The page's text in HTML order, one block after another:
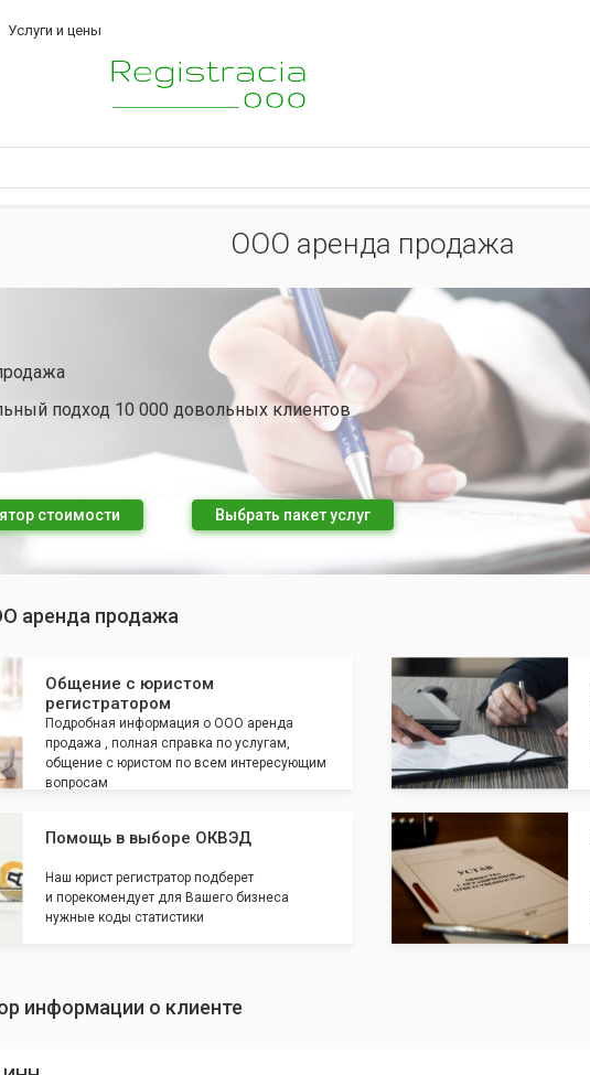
Услуги и цены
ООО аренда продажа
подход 10 000 довольных клиентов
стоимости Выбрать пакет услуг
аренда продажа
Общение с юристом
регистратором
Подробная информация о ООО аренда
продажа , полная справка по услугам,
общение с юристом по всем интересующим
вопросам
Помощь в выборе ОКВЭД
Наш юрист регистратор подберет
и порекомендует для Вашего бизнеса
нужные коды статистики
информации о клиенте